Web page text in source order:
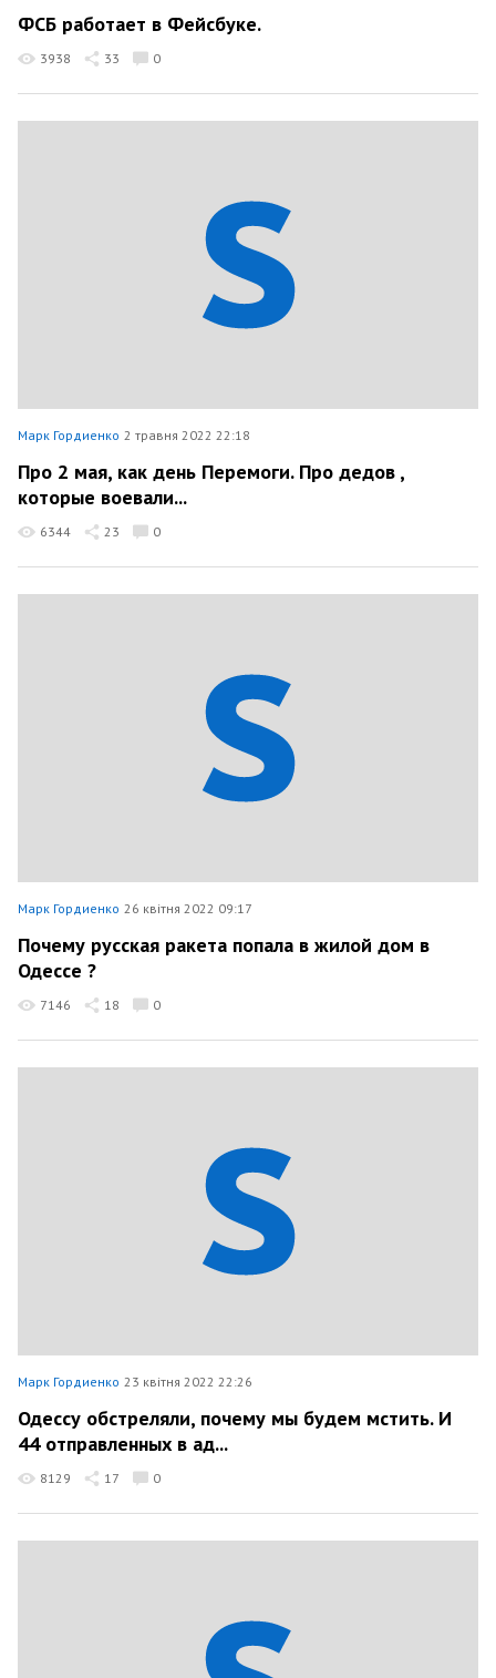
ФСБ работает в Фейсбуке.
3938 33 0
Марк Гордиенко 2 травня 2022 22:18
Про 2 мая, как день Перемоги. Про дедов ,
которые воевали...
6344 23 0
Марк Гордиенко 26 квітня 2022 09:17
Почему русская ракета попала в жилой дом в
Одессе ?
7146 18 0
Марк Гордиенко 23 квітня 2022 22:26
Одессу обстреляли, почему мы будем мстить. И
44 отправленных в ад...
8129 17 0